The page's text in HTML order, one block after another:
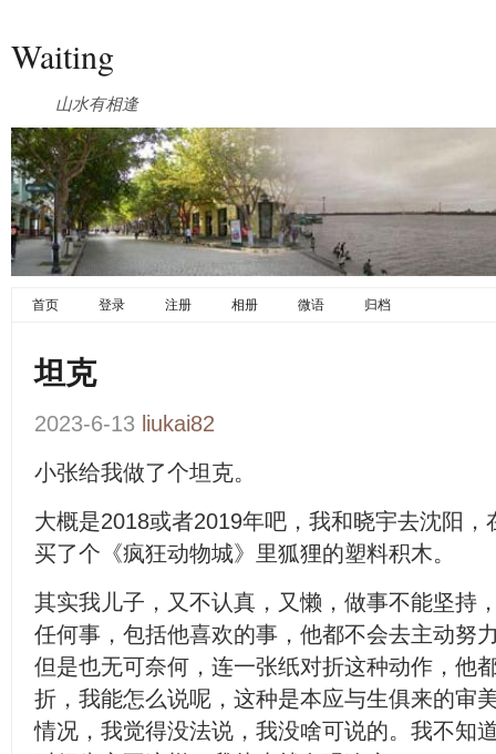
Waiting
山水有相逢
首页 登录 注册 相册 微语 归档
坦克
2023-6-13 liukai82
小张给我做了个坦克。
大概是2018或者2019年吧，我和晓宇去沈阳
买了个《疯狂动物城》里狐狸的塑料积木。
其实我儿子，又不认真，又懒，做事不能坚持
任何事，包括他喜欢的事，他都不会去主动努
但是也无可奈何，连一张纸对折这种动作，他
折，我能怎么说呢，这种是本应与生俱来的审
情况，我觉得没法说，我没啥可说的。我不知